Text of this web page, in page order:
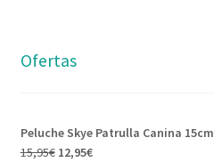
Ofertas
Peluche Skye Patrulla Canina 15cm
15,95€ 12,95€